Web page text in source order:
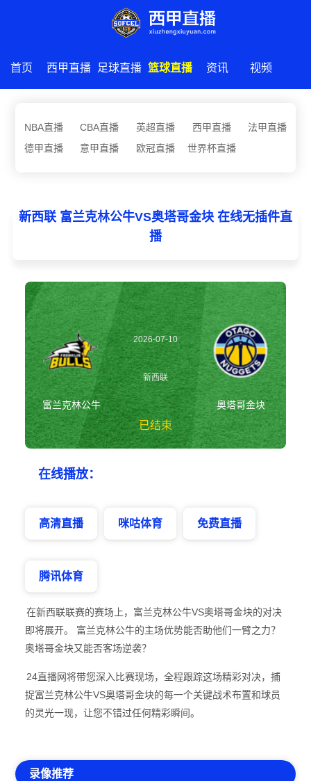
首页 西甲直播 足球直播 篮球直播 资讯 视频
NBA直播 CBA直播 英超直播 西甲直播
法甲直播
德甲直播
意甲直播 欧冠直播 世界杯直播
新西联 富兰克林公牛VS奥塔哥金块 在线无插件直
播
富兰克林公牛
2026-07-10
12:00:00
新西联
已结束
奥塔哥金块
在线播放：
高清直播 咪咕体育 免费直播
腾讯体育
在新西联联赛的赛场上，富兰克林公牛VS奥塔哥金块的对决
即将展开。 富兰克林公牛的主场优势能否助他们一臂之力？
奥塔哥金块又能否客场逆袭？
24直播网将带您深入比赛现场，全程跟踪这场精彩对决，捕
捉富兰克林公牛VS奥塔哥金块的每一个关键战术布置和球员
的灵光一现，让您不错过任何精彩瞬间。
录像推荐